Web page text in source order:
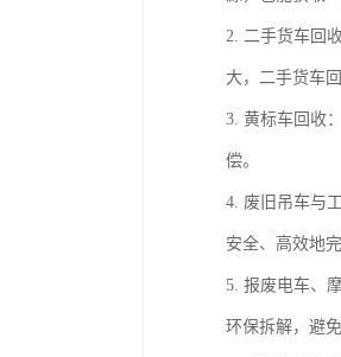
2. 二手货车回
大，二手货车
3. 黄标车回收
偿。
4. 废旧吊车与
安全、高效地
5. 报废电车、
环保拆解，避免